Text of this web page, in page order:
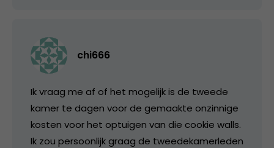
chi666
Ik vraag me af of het mogelijk is de tweede
kamer te dagen voor de gemaakte onzinnige
kosten voor het optuigen van die cookie walls.
Ik zou persoonlijk graag de tweedekamerleden